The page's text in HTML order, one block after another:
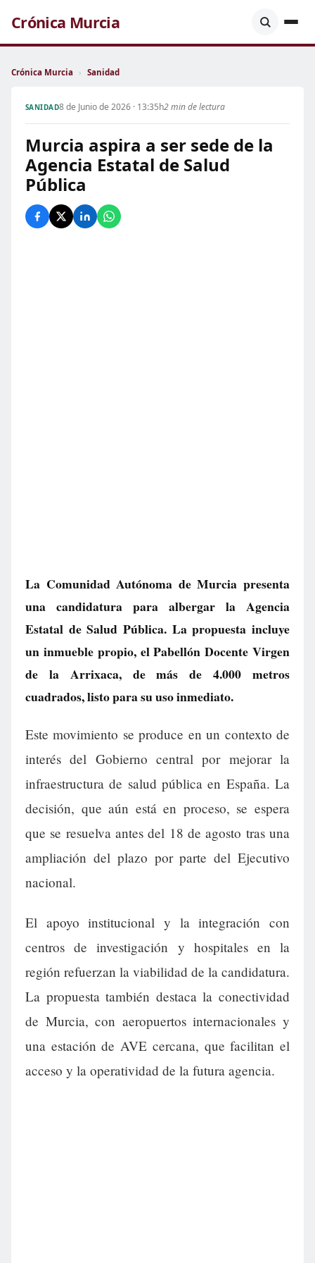
Crónica Murcia
Crónica Murcia › Sanidad
SANIDAD8 de Junio de 2026 · 13:35h2 min de lectura
Murcia aspira a ser sede de la
Agencia Estatal de Salud
Pública
La Comunidad Autónoma de Murcia presenta
una candidatura para albergar la Agencia
Estatal de Salud Pública. La propuesta incluye
un inmueble propio, el Pabellón Docente Virgen
de la Arrixaca, de más de 4.000 metros
cuadrados, listo para su uso inmediato.
Este movimiento se produce en un contexto de
interés del Gobierno central por mejorar la
infraestructura de salud pública en España. La
decisión, que aún está en proceso, se espera
que se resuelva antes del 18 de agosto tras una
ampliación del plazo por parte del Ejecutivo
nacional.
El apoyo institucional y la integración con
centros de investigación y hospitales en la
región refuerzan la viabilidad de la candidatura.
La propuesta también destaca la conectividad
de Murcia, con aeropuertos internacionales y
una estación de AVE cercana, que facilitan el
acceso y la operatividad de la futura agencia.